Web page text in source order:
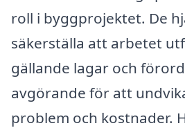
roll i byggprojektet. De
säkerställa att arbetet
gällande lagar och
avgörande för att
problem och kostnader.